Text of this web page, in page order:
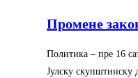
Промене
Политика – ‎пре 16
Јулску скупштинску